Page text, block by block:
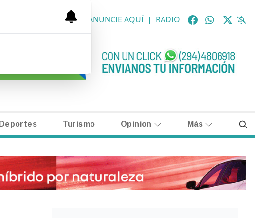
NECROLÓGICAS ANUNCIE AQUÍ | RADIO
Deportes Turismo Opinion Más